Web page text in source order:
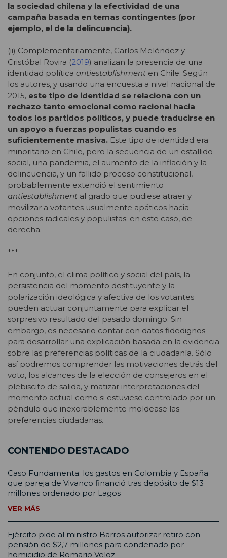
la sociedad chilena y la efectividad de una
campaña basada en temas contingentes (por
ejemplo, el de la delincuencia).
(ii) Complementariamente, Carlos Meléndez y
Cristóbal Rovira (2019) analizan la presencia de una
identidad política antiestablishment en Chile. Según
los autores, y usando una encuesta a nivel nacional de
2015, este tipo de identidad se relaciona con un
rechazo tanto emocional como racional hacia
todos los partidos políticos, y puede traducirse en
un apoyo a fuerzas populistas cuando es
suficientemente masiva. Este tipo de identidad era
minoritario en Chile, pero la secuencia de un estallido
social, una pandemia, el aumento de la inflación y la
delincuencia, y un fallido proceso constitucional,
probablemente extendió el sentimiento
antiestablishment al grado que pudiese atraer y
movilizar a votantes usualmente apáticos hacia
opciones radicales y populistas; en este caso, de
derecha.
***
En conjunto, el clima político y social del país, la
persistencia del momento destituyente y la
polarización ideológica y afectiva de los votantes
pueden actuar conjuntamente para explicar el
sorpresivo resultado del pasado domingo. Sin
embargo, es necesario contar con datos fidedignos
para desarrollar una explicación basada en la evidencia
sobre las preferencias políticas de la ciudadanía. Sólo
así podremos comprender las motivaciones detrás del
voto, los alcances de la elección de consejeros en el
plebiscito de salida, y matizar interpretaciones del
momento actual como si estuviese controlado por un
péndulo que inexorablemente moldease las
preferencias ciudadanas.
CONTENIDO DESTACADO
Caso Fundamenta: los gastos en Colombia y España
que pareja de Vivanco financió tras depósito de $13
millones ordenado por Lagos
VER MÁS
Ejército pide al ministro Barros autorizar retiro con
pensión de $2,7 millones para condenado por
homicidio de Romario Veloz